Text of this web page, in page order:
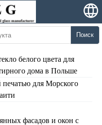
Поиск
белого цвета для
дома в Польше
печатью для Морского
фасадов и окон с